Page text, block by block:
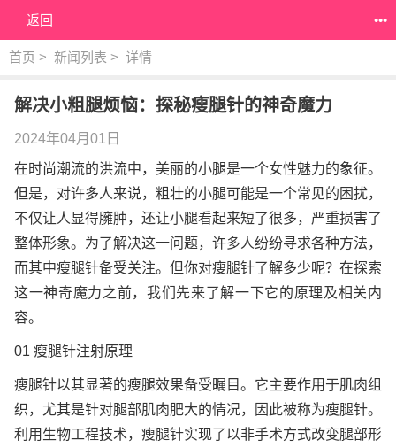
返回 •••
首页 > 新闻列表 > 详情
解决小粗腿烦恼：探秘瘦腿针的神奇魔力
2024年04月01日
在时尚潮流的洪流中，美丽的小腿是一个女性魅力的象征。
但是，对许多人来说，粗壮的小腿可能是一个常见的困扰，
不仅让人显得臃肿，还让小腿看起来短了很多，严重损害了
整体形象。为了解决这一问题，许多人纷纷寻求各种方法，
而其中瘦腿针备受关注。但你对瘦腿针了解多少呢？在探索
这一神奇魔力之前，我们先来了解一下它的原理及相关内
容。
01 瘦腿针注射原理
瘦腿针以其显著的瘦腿效果备受瞩目。它主要作用于肌肉组
织，尤其是针对腿部肌肉肥大的情况，因此被称为瘦腿针。
利用生物工程技术，瘦腿针实现了以非手术方式改变腿部形